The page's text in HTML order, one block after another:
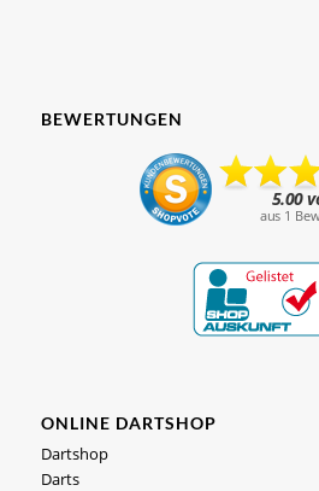
BEWERTUNGEN
ONLINE DARTSHOP
Dartshop
Darts